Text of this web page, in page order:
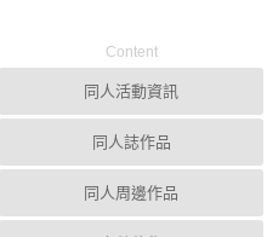
Content
同人活動資訊
同人誌作品
同人周邊作品